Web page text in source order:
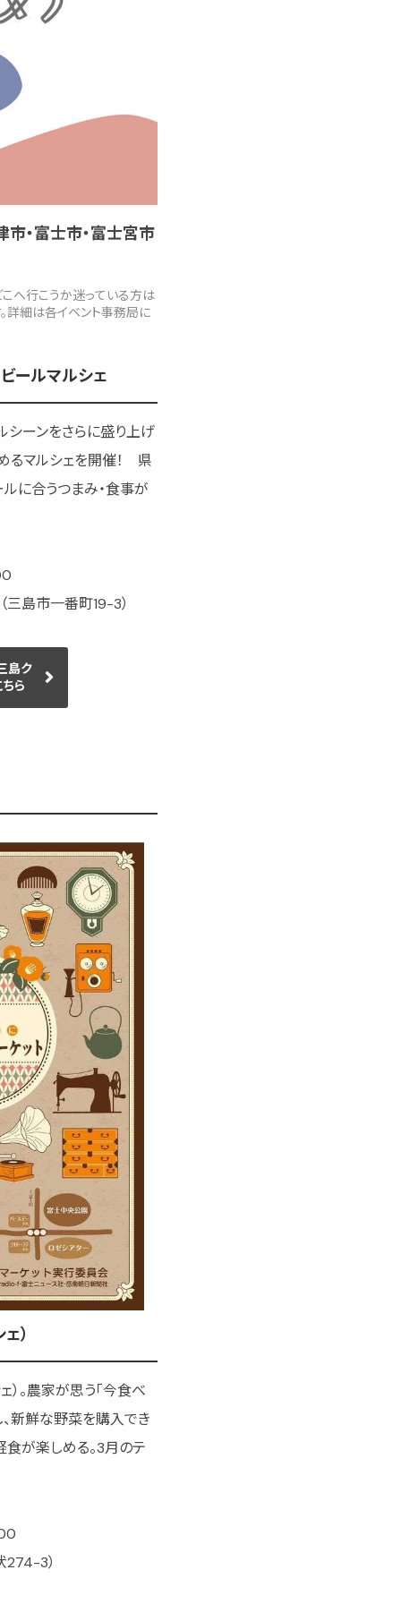
・富士市・富士宮市
へ行こうか迷っている方は
詳細は各イベント事務局に
ールマルシェ
シーンをさらに盛り上げ
るマルシェを開催！ 県
に合うつまみ・食事が
三島市一番町19-3）
島ク
ら
）
。農家が思う「今食べ
、新鮮な野菜を購入でき
食が楽しめる。3月のテ
274-3）